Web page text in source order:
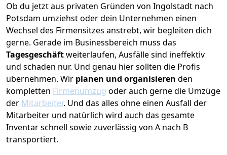
Ob du jetzt aus privaten Gründen von Ingolstadt nach
Potsdam umziehst oder dein Unternehmen einen
Wechsel des Firmensitzes anstrebt, wir begleiten dich
gerne. Gerade im Businessbereich muss das
Tagesgeschäftweiterlaufen, Ausfälle sind ineffektiv
und schaden nur. Und genau hier sollten die Profis
übernehmen. Wir planen und organisieren den
kompletten Firmenumzug oder auch gerne die Umzüge
der Mitarbeiter. Und das alles ohne einen Ausfall der
Mitarbeiter und natürlich wird auch das gesamte
Inventar schnell sowie zuverlässig von A nach B
transportiert.